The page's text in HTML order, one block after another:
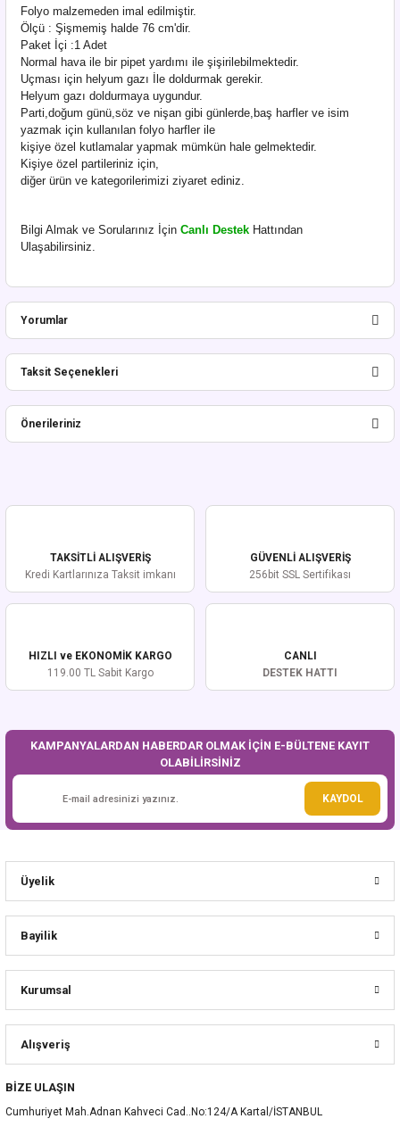
Folyo malzemeden imal edilmiştir.
Ölçü : Şişmemiş halde 76 cm'dir.
Paket İçi :1 Adet
Normal hava ile bir pipet yardımı ile şişirilebilmektedir.
Uçması için helyum gazı İle doldurmak gerekir.
Helyum gazı doldurmaya uygundur.
Parti,doğum günü,söz ve nişan gibi günlerde,baş harfler ve isim
yazmak için kullanılan folyo harfler ile
kişiye özel kutlamalar yapmak mümkün hale gelmektedir.
Kişiye özel partileriniz için,
diğer ürün ve kategorilerimizi ziyaret ediniz.
Bilgi Almak ve Sorularınız İçin Canlı Destek Hattından
Ulaşabilirsiniz.
Yorumlar
Bu ürüne ilk yorumu siz yapın!
Taksit Seçenekleri
Önerileriniz
Ürün resmi kalitesiz, bozuk veya görüntülenemiyor.
Ürün fiyatı diğer sitelerden daha pahalı.
Bu ürüne benzer farklı alternatifler olmalı.
TAKSİTLİ ALIŞVERİŞ
Kredi Kartlarınıza Taksit imkanı
GÜVENLİ ALIŞVERİŞ
256bit SSL Sertifikası
HIZLI ve EKONOMİK KARGO
119.00 TL Sabit Kargo
CANLI
DESTEK HATTI
KAMPANYALARDAN HABERDAR OLMAK İÇİN E-BÜLTENE KAYIT
OLABİLİRSİNİZ
KAYDOL
Üyelik
Bayilik
Kurumsal
Alışveriş
BİZE ULAŞIN
Cumhuriyet Mah.Adnan Kahveci Cad..No:124/A Kartal/İSTANBUL